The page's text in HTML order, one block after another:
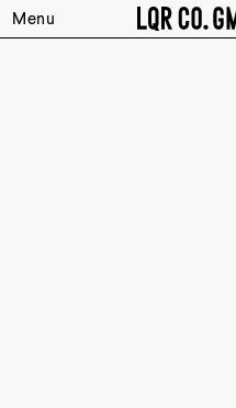
Menu